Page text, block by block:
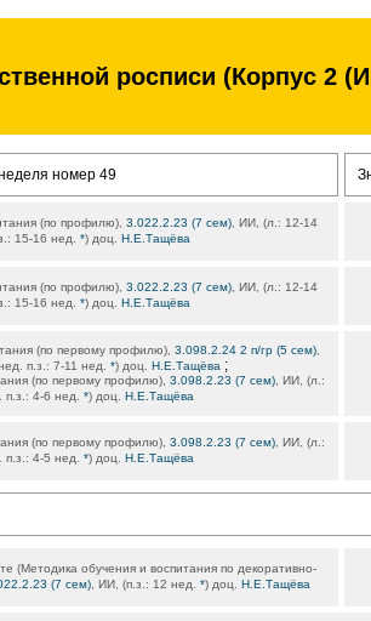
росписи (Корпус 2
номер 49
(по профилю), 3.022.2.23 (7 сем), ИИ, (л.: 12-14
15-16 нед. *) доц. Н.Е.Тащёва
(по профилю), 3.022.2.23 (7 сем), ИИ, (л.: 12-14
15-16 нед. *) доц. Н.Е.Тащёва
(по первому профилю), 3.098.2.24 2 п/гр (5 сем)
п.з.: 7-11 нед. *) доц. Н.Е.Тащёва ;
(по первому профилю), 3.098.2.23 (7 сем) , ИИ, (л.:
п.з.: 4-6 нед. *) доц. Н.Е.Тащёва
(по первому профилю), 3.098.2.23 (7 сем) , ИИ, (л.:
п.з.: 4-5 нед. *) доц. Н.Е.Тащёва
(Методика обучения и воспитания по декоративно-
(7 сем), ИИ, (п.з.: 12 нед. *) доц. Н.Е.Тащёва